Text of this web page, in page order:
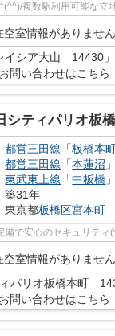
(^^)/複数駅利用可能な立
空室情報がありません
イシア大山 14430
お問い合わせはこちら
シティパリオ板
都営三田線 「板橋本
都営三田線 「本蓮沼
東武東上線 「中板橋
築31年
東京都板橋区宮本町
備で安心のセキュリティ
空室情報がありません
ィパリオ板橋本町
お問い合わせはこちら